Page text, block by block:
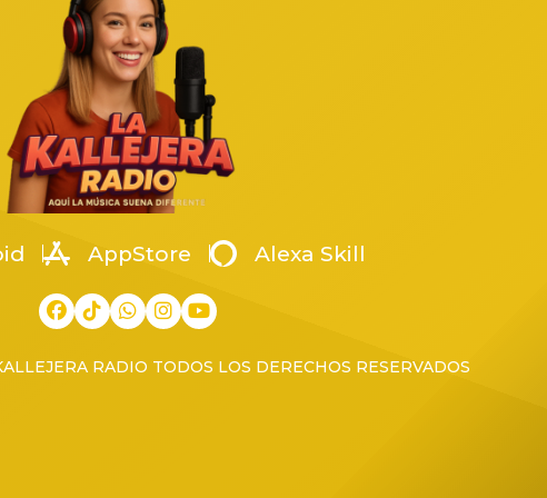
por un
AppStore Alexa Skill
RADIO TODOS LOS DERECHOS RESERVADOS